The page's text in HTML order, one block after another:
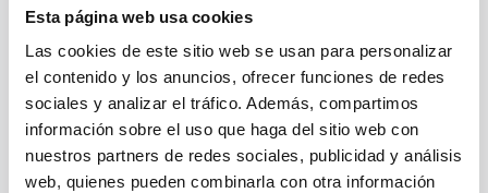
Esta página web usa cookies
Las cookies de este sitio web se usan para personalizar
el contenido y los anuncios, ofrecer funciones de redes
sociales y analizar el tráfico. Además, compartimos
información sobre el uso que haga del sitio web con
nuestros partners de redes sociales, publicidad y análisis
web, quienes pueden combinarla con otra información